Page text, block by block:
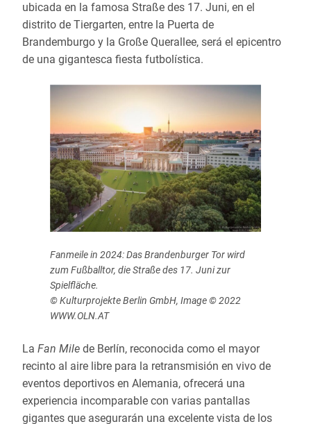
ubicada en la famosa Straße des 17. Juni, en el
distrito de Tiergarten, entre la Puerta de
Brandemburgo y la Große Querallee, será el epicentro
de una gigantesca fiesta futbolística.
Fanmeile in 2024: Das Brandenburger Tor wird
zum Fußballtor, die Straße des 17. Juni zur
Spielfläche.
© Kulturprojekte Berlin GmbH, Image © 2022
WWW.OLN.AT
La Fan Mile de Berlín, reconocida como el mayor
recinto al aire libre para la retransmisión en vivo de
eventos deportivos en Alemania, ofrecerá una
experiencia incomparable con varias pantallas
gigantes que asegurarán una excelente vista de los